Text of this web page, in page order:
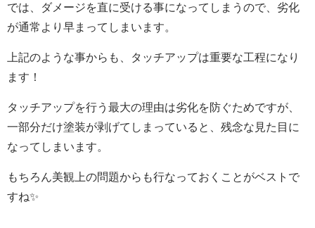
では、ダメージを直に受ける事になってしまうので、劣化
が通常より早まってしまいます。
上記のような事からも、タッチアップは重要な工程になり
ます！
タッチアップを行う最大の理由は劣化を防ぐためですが、
一部分だけ塗装が剥げてしまっていると、残念な見た目に
なってしまいます。
もちろん美観上の問題からも行なっておくことがベストで
すね✨